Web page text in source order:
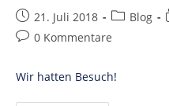
Post
published:
21. Juli 2018
Post
category:
Blog
Post0 Kommentare
Wir hatten Besuch!